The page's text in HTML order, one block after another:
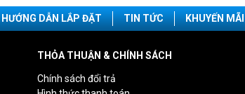
HƯỚNG DẪN LẮP ĐẶT TIN TỨC KHUYẾN MÃI
THỎA THUẬN & CHÍNH SÁCH
Chính sách đổi trả